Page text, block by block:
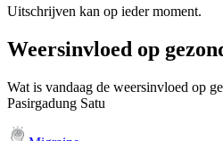
Uitschrijven kan op ieder moment.
Weersinvloed op
Wat is vandaag de weersinvloed op
Pasirgadung Satu